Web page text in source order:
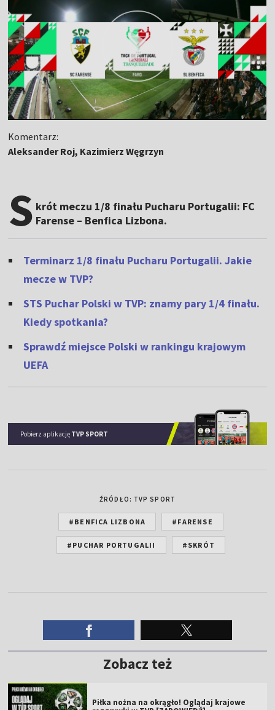
Komentarz:
Aleksander Roj, Kazimierz Węgrzyn
S krót meczu 1/8 finału Pucharu Portugalii: FC
Farense – Benfica Lizbona.
Terminarz 1/8 finału Pucharu Portugalii. Jakie
mecze w TVP?
STS Puchar Polski w TVP: znamy pary 1/4 finału.
Kiedy spotkania?
Sprawdź miejsce Polski w rankingu krajowym
UEFA
Pobierz aplikację TVP SPORT
ŹRÓDŁO: TVP SPORT
#BENFICA LIZBONA #FARENSE
#PUCHAR PORTUGALII #SKRÓT
Zobacz też
Piłka nożna na okrągło! Oglądaj krajowe